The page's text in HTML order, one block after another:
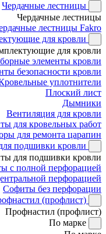
Чердачные лестницы
Чердачные лестницы
лестницы Fakro
для кровли
для кровли
элементы кровли
безопасности кровли
уплотнители
Плоский лист
Дымники
Вентиляция для кровли
для кровельных работ
для ремонта царапин
подшивки кровли
для подшивки кровли
с полной перфорацией
перфорацией
Софиты без перфорации
(профлист)
Профнастил (профлист)
По марке